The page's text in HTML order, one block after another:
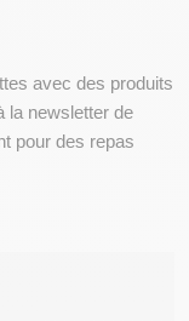
avec des produits
la newsletter de
pour des repas